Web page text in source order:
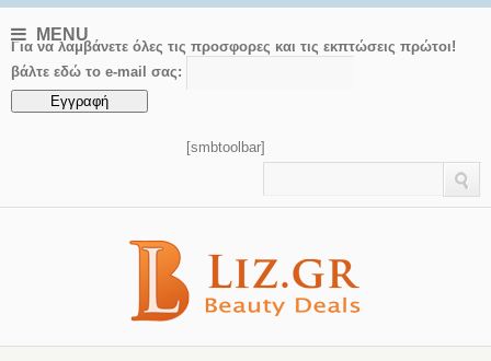
MENU
Για να λαμβάνετε όλες τις προσφορες και τις εκπτώσεις πρώτοι!
βάλτε εδώ το e-mail σας:
[smbtoolbar]